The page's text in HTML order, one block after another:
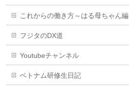
これからの働き方～はる母ちゃん編
フジタのDX道
Youtubeチャンネル
ベトナム研修生日記